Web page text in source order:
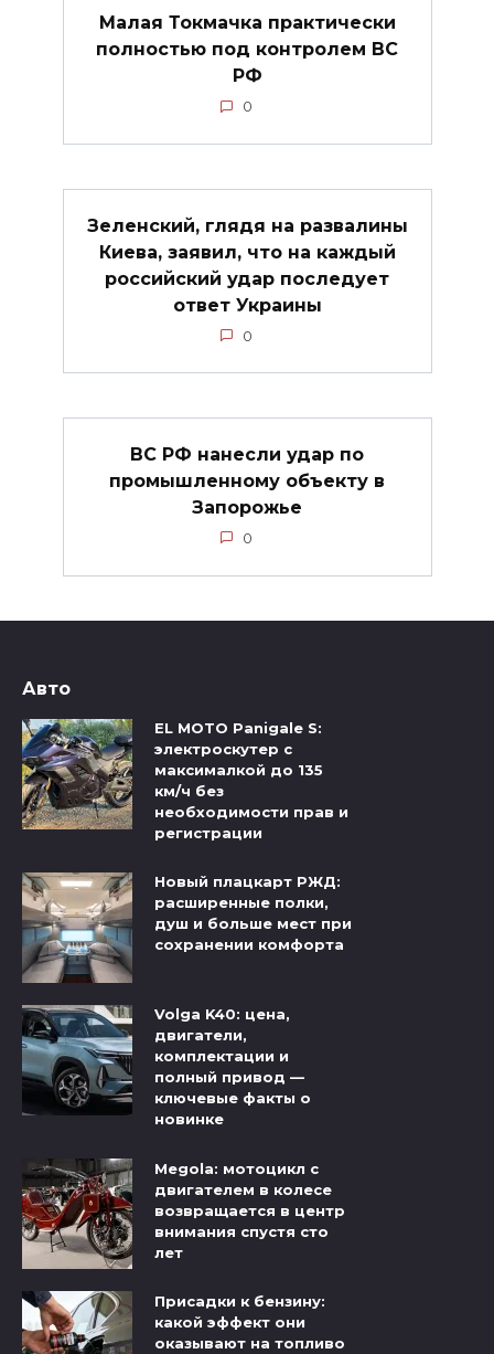
Малая Токмачка практически
полностью под контролем ВС
РФ
0
Зеленский, глядя на развалины
Киева, заявил, что на каждый
российский удар последует
ответ Украины
0
ВС РФ нанесли удар по
промышленному объекту в
Запорожье
0
Авто
EL MOTO Panigale S:
электроскутер с
максималкой до 135
км/ч без
необходимости прав и
регистрации
Новый плацкарт РЖД:
расширенные полки,
душ и больше мест при
сохранении комфорта
Volga K40: цена,
двигатели,
комплектации и
полный привод —
ключевые факты о
новинке
Megola: мотоцикл с
двигателем в колесе
возвращается в центр
внимания спустя сто
лет
Присадки к бензину:
какой эффект они
оказывают на топливо